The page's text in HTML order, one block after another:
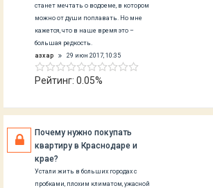
станет мечтать о водоеме, в котором
можно от души поплавать. Но мне
кажется, что в наше время это –
большая редкость.
азхар
29 июн 2017, 10:35
Рейтинг: 0.05%
Почему нужно покупать
квартиру в Краснодаре и
крае?
Устали жить в больших городах с
пробками, плохим климатом, ужасной